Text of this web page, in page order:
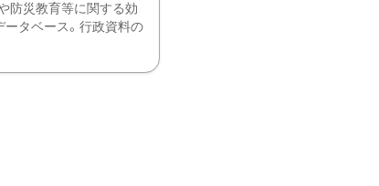
防災教育等に関する効
ータベース。行政資料の